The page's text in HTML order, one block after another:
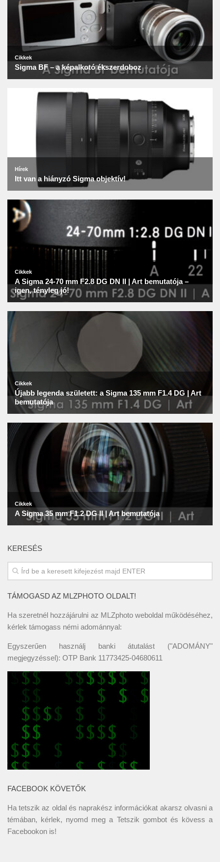
KERESÉS
TÁMOGASD AZ MLZPHOTO OLDALT!
Ha szeretnél hozzájárulni az MLZphoto weboldal működéséhez,
kérlek támogass némi adománnyal:
Egyszerűen használj banki átutalást ("ADOMÁNY"
megjegyzéssel): OTP Bank 11773425-04680611
FACEBOOK KÖVETŐK
Ha tetszik az oldal és naprakész információkat akarsz olvasni a
témában, kérlek, nyomd meg a Tetszik gombot és kövess a
Facebookon is!